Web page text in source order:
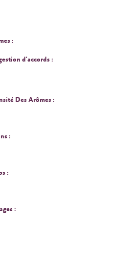
:
d'accords :
Des Arômes :
:
:
: